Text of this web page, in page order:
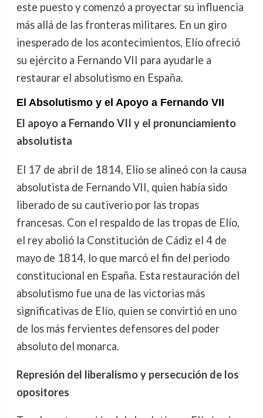
este puesto y comenzó a proyectar su influencia
más allá de las fronteras militares. En un giro
inesperado de los acontecimientos, Elío ofreció
su ejército a Fernando VII para ayudarle a
restaurar el absolutismo en España.
El Absolutismo y el Apoyo a Fernando VII
El apoyo a Fernando VII y el pronunciamiento
absolutista
El 17 de abril de 1814, Elío se alineó con la causa
absolutista de Fernando VII, quien había sido
liberado de su cautiverio por las tropas
francesas. Con el respaldo de las tropas de Elío,
el rey abolió la Constitución de Cádiz el 4 de
mayo de 1814, lo que marcó el fin del periodo
constitucional en España. Esta restauración del
absolutismo fue una de las victorias más
significativas de Elío, quien se convirtió en uno
de los más fervientes defensores del poder
absoluto del monarca.
Represión del liberalismo y persecución de los
opositores